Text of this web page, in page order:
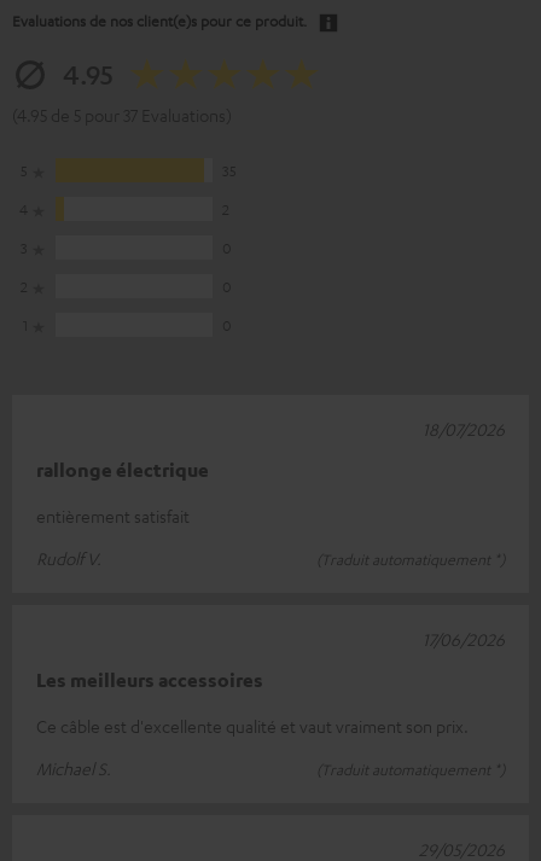
Evaluations de nos client(e)s pour ce produit.
rallonge électrique
entièrement satisfait
Rudolf V.
(Traduit automatiquement *)
18/07/2026
Les meilleurs accessoires
Ce câble est d'excellente qualité et vaut vraiment son prix.
Michael S.
(Traduit automatiquement *)
17/06/2026
29/05/2026